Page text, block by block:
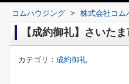
コムハウジング > 株式会社コム
【成約御礼】さいた
カテゴリ： 成約御礼